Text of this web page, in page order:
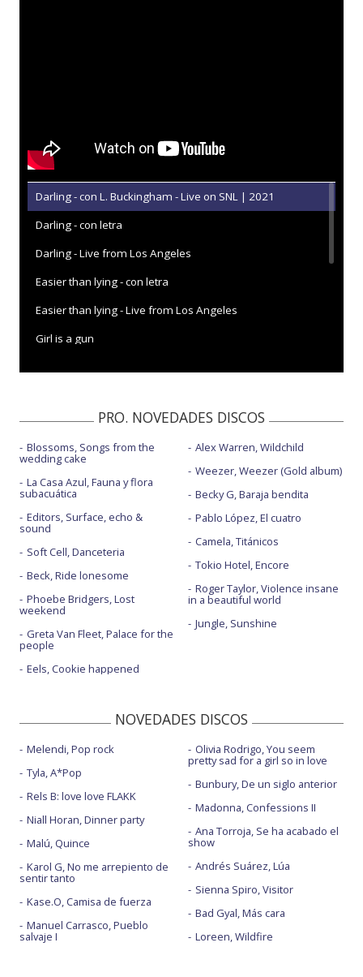
Darling - con L. Buckingham - Live on SNL | 2021
Darling - con letra
Darling - Live from Los Angeles
Easier than lying - con letra
Easier than lying - Live from Los Angeles
Girl is a gun
Honey - con letra
Honey - Live from Los Angeles
I am not a woman, I'm a god - con letra
I am not a woman, I'm a god - Live
I am not a woman, I'm a god - Live on SNL | 2021
Lilith - con letra
Nightmare
Nightmare - BBC Radio 1 Live Lounge
Nightmare - The Voice 2019
The tradition - con letra
The tradition - Live from Los Angeles
You asked for this - con letra
You asked for this - Live from Los Angeles
PRO. NOVEDADES DISCOS
Blossoms, Songs from the
wedding cake
La Casa Azul, Fauna y flora
subacuática
Editors, Surface, echo &
sound
Soft Cell, Danceteria
Beck, Ride lonesome
Phoebe Bridgers, Lost
weekend
Greta Van Fleet, Palace for the
people
Eels, Cookie happened
Alex Warren, Wildchild
Weezer, Weezer (Gold album)
Becky G, Baraja bendita
Pablo López, El cuatro
Camela, Titánicos
Tokio Hotel, Encore
Roger Taylor, Violence insane
in a beautiful world
Jungle, Sunshine
NOVEDADES DISCOS
Melendi, Pop rock
Tyla, A*Pop
Rels B: love love FLAKK
Niall Horan, Dinner party
Malú, Quince
Karol G, No me arrepiento de
sentir tanto
Kase.O, Camisa de fuerza
Manuel Carrasco, Pueblo
salvaje I
Olivia Rodrigo, You seem
pretty sad for a girl so in love
Bunbury, De un siglo anterior
Madonna, Confessions II
Ana Torroja, Se ha acabado el
show
Andrés Suárez, Lúa
Sienna Spiro, Visitor
Bad Gyal, Más cara
Loreen, Wildfire